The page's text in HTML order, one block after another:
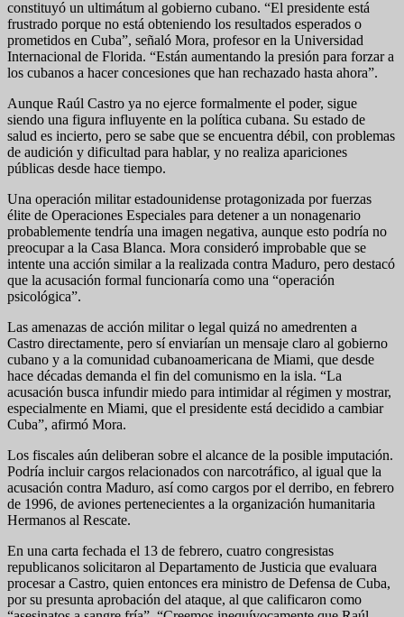
constituyó un ultimátum al gobierno cubano. “El presidente está
frustrado porque no está obteniendo los resultados esperados o
prometidos en Cuba”, señaló Mora, profesor en la Universidad
Internacional de Florida. “Están aumentando la presión para forzar a
los cubanos a hacer concesiones que han rechazado hasta ahora”.
Aunque Raúl Castro ya no ejerce formalmente el poder, sigue
siendo una figura influyente en la política cubana. Su estado de
salud es incierto, pero se sabe que se encuentra débil, con problemas
de audición y dificultad para hablar, y no realiza apariciones
públicas desde hace tiempo.
Una operación militar estadounidense protagonizada por fuerzas
élite de Operaciones Especiales para detener a un nonagenario
probablemente tendría una imagen negativa, aunque esto podría no
preocupar a la Casa Blanca. Mora consideró improbable que se
intente una acción similar a la realizada contra Maduro, pero destacó
que la acusación formal funcionaría como una “operación
psicológica”.
Las amenazas de acción militar o legal quizá no amedrenten a
Castro directamente, pero sí enviarían un mensaje claro al gobierno
cubano y a la comunidad cubanoamericana de Miami, que desde
hace décadas demanda el fin del comunismo en la isla. “La
acusación busca infundir miedo para intimidar al régimen y mostrar,
especialmente en Miami, que el presidente está decidido a cambiar
Cuba”, afirmó Mora.
Los fiscales aún deliberan sobre el alcance de la posible imputación.
Podría incluir cargos relacionados con narcotráfico, al igual que la
acusación contra Maduro, así como cargos por el derribo, en febrero
de 1996, de aviones pertenecientes a la organización humanitaria
Hermanos al Rescate.
En una carta fechada el 13 de febrero, cuatro congresistas
republicanos solicitaron al Departamento de Justicia que evaluara
procesar a Castro, quien entonces era ministro de Defensa de Cuba,
por su presunta aprobación del ataque, al que calificaron como